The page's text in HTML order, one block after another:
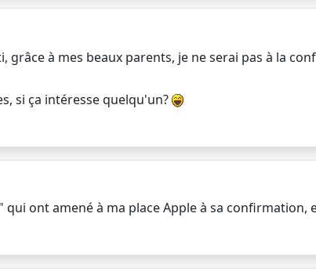
grâce à mes beaux parents, je ne serai pas à la
si ça intéresse quelqu'un?
qui ont amené à ma place Apple à sa confirmation,